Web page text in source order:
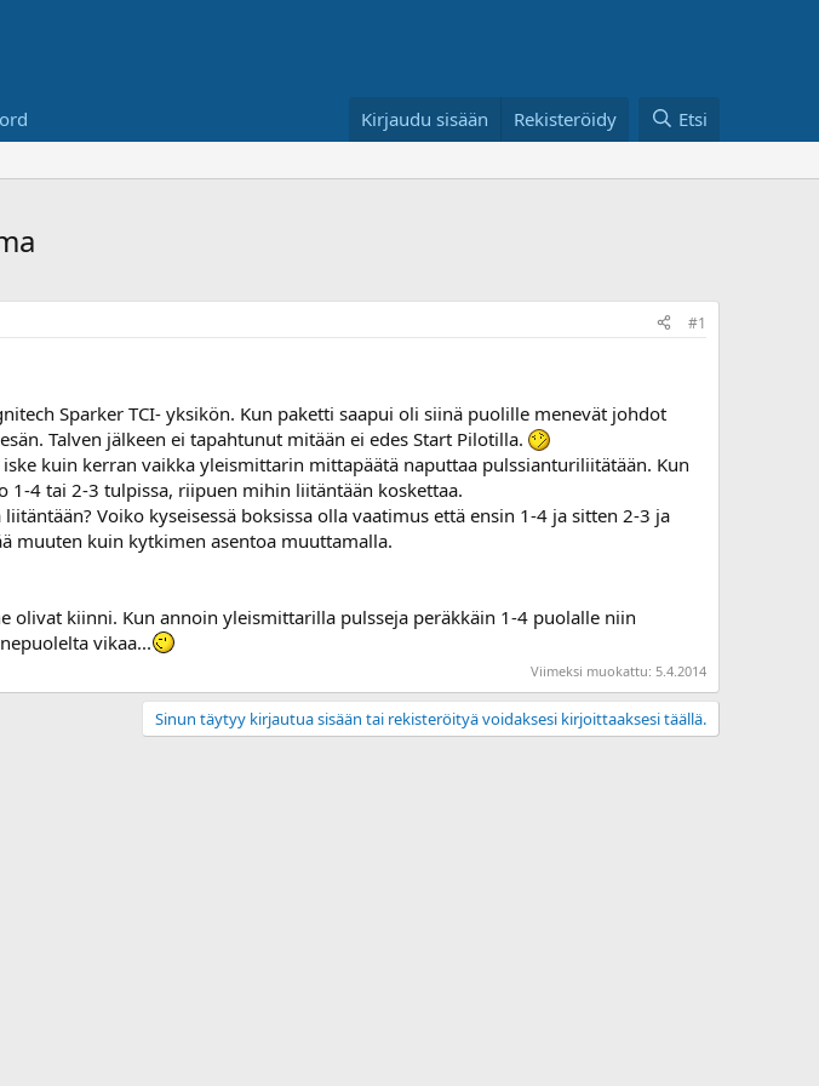
Kirjaudu sisään Rekisteröidy Etsi
#1
Sparker TCI- yksikön. Kun paketti saapui oli siinä puolille menevät johdot
Talven jälkeen ei tapahtunut mitään ei edes Start Pilotilla.
kuin kerran vaikka yleismittarin mittapäätä naputtaa pulssianturiliitätään. Kun
1-4 tai 2-3 tulpissa, riipuen mihin liitäntään koskettaa.
Voiko kyseisessä boksissa olla vaatimus että ensin 1-4 ja sitten 2-3 ja
muuten kuin kytkimen asentoa muuttamalla.
olivat kiinni. Kun annoin yleismittarilla pulsseja peräkkäin 1-4 puolalle niin
vikaa...
Viimeksi muokattu: 5.4.2014
Sinun täytyy kirjautua sisään tai rekisteröityä voidaksesi kirjoittaaksesi täällä.